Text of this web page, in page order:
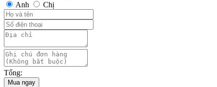
Anh
Chị
Tổng:
Mua ngay